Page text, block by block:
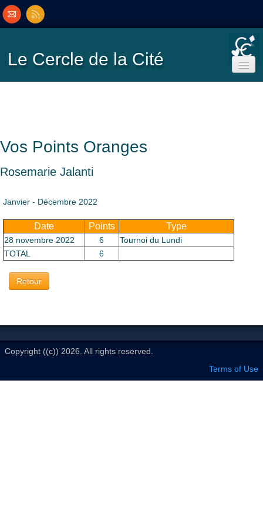
Le Cercle de la Cité
Classement
Vos Points Oranges
Rosemarie Jalanti
Janvier - Décembre 2022
Date Points Type
28 novembre 2022 6
Tournoi du Lundi
TOTAL
6
Retour
Copyright ((c)) 2026. All rights reserved.
Terms of Use